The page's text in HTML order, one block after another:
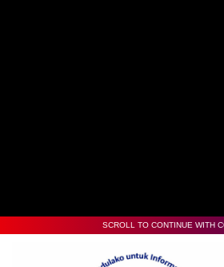
SCROLL TO CONTINUE WITH